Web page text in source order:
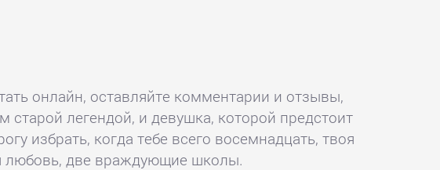
онлайн, оставляйте комментарии и отзывы,
легендой, и девушка, которой предстоит
избрать, когда тебе всего восемнадцать, твоя
любовь, две враждующие школы.